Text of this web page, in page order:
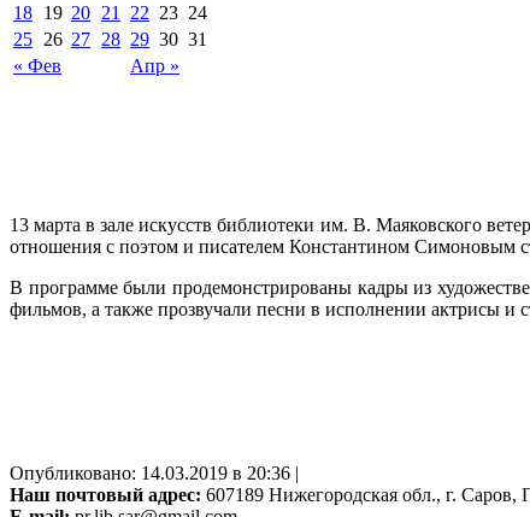
« Фев Апр »
18 19 20 21 22 23 24
25 26 27 28 29 30 31
13 марта в зале искусств библиотеки им. В. Маяковского
отношения с поэтом и писателем Константином Симоновым
В программе были продемонстрированы кадры из
фильмов, а также прозвучали песни в исполнении актрисы и
Опубликовано: 14.03.2019 в 20:36 |
Наш почтовый адрес: 607189 Нижегородская обл., г. Саров,